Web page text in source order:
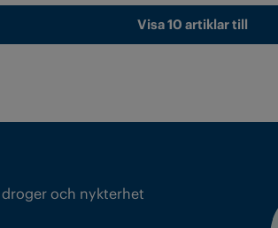
Visa 10 artiklar till
och nykterhet